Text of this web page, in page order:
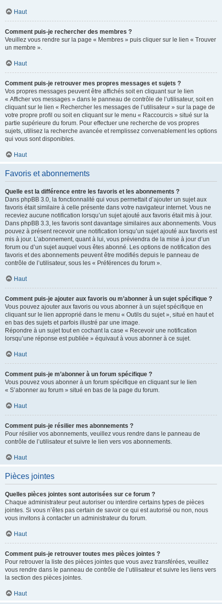
Haut
Comment puis-je rechercher des membres ?
Veuillez vous rendre sur la page « Membres » puis cliquer sur le lien « Trouver
un membre ».
Haut
Comment puis-je retrouver mes propres messages et sujets ?
Vos propres messages peuvent être affichés soit en cliquant sur le lien
« Afficher vos messages » dans le panneau de contrôle de l’utilisateur, soit en
cliquant sur le lien « Rechercher les messages de l’utilisateur » sur la page de
votre propre profil ou soit en cliquant sur le menu « Raccourcis » situé sur la
partie supérieure du forum. Pour effectuer une recherche de vos propres
sujets, utilisez la recherche avancée et remplissez convenablement les options
qui vous sont disponibles.
Haut
Favoris et abonnements
Quelle est la différence entre les favoris et les abonnements ?
Dans phpBB 3.0, la fonctionnalité qui vous permettait d’ajouter un sujet aux
favoris était similaire à celle présente dans votre navigateur internet. Vous ne
receviez aucune notification lorsqu’un sujet ajouté aux favoris était mis à jour.
Dans phpBB 3.3, les favoris sont davantage similaires aux abonnements. Vous
pouvez à présent recevoir une notification lorsqu’un sujet ajouté aux favoris est
mis à jour. L’abonnement, quant à lui, vous préviendra de la mise à jour d’un
forum ou d’un sujet auquel vous êtes abonné. Les options de notification des
favoris et des abonnements peuvent être modifiés depuis le panneau de
contrôle de l’utilisateur, sous les « Préférences du forum ».
Haut
Comment puis-je ajouter aux favoris ou m’abonner à un sujet spécifique ?
Vous pouvez ajouter aux favoris ou vous abonner à un sujet spécifique en
cliquant sur le lien approprié dans le menu « Outils du sujet », situé en haut et
en bas des sujets et parfois illustré par une image.
Répondre à un sujet tout en cochant la case « Recevoir une notification
lorsqu’une réponse est publiée » équivaut à vous abonner à ce sujet.
Haut
Comment puis-je m’abonner à un forum spécifique ?
Vous pouvez vous abonner à un forum spécifique en cliquant sur le lien
« S’abonner au forum » situé en bas de la page du forum.
Haut
Comment puis-je résilier mes abonnements ?
Pour résilier vos abonnements, veuillez vous rendre dans le panneau de
contrôle de l’utilisateur et suivre le lien vers vos abonnements.
Haut
Pièces jointes
Quelles pièces jointes sont autorisées sur ce forum ?
Chaque administrateur peut autoriser ou interdire certains types de pièces
jointes. Si vous n’êtes pas certain de savoir ce qui est autorisé ou non, nous
vous invitons à contacter un administrateur du forum.
Haut
Comment puis-je retrouver toutes mes pièces jointes ?
Pour retrouver la liste des pièces jointes que vous avez transférées, veuillez
vous rendre dans le panneau de contrôle de l’utilisateur et suivre les liens vers
la section des pièces jointes.
Haut